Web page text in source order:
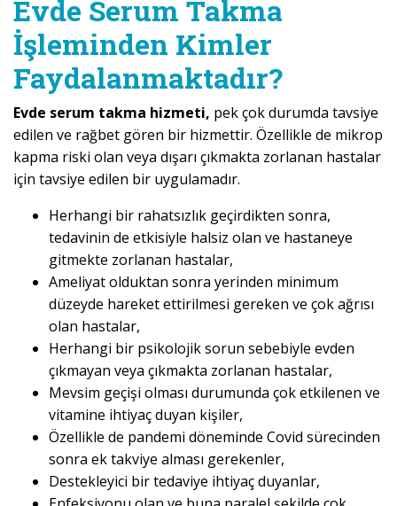
Evde Serum Takma
İşleminden Kimler
Faydalanmaktadır?
Evde serum takma hizmeti, pek çok durumda tavsiye
edilen ve rağbet gören bir hizmettir. Özellikle de mikrop
kapma riski olan veya dışarı çıkmakta zorlanan hastalar
için tavsiye edilen bir uygulamadır.
Herhangi bir rahatsızlık geçirdikten sonra,
tedavinin de etkisiyle halsiz olan ve hastaneye
gitmekte zorlanan hastalar,
Ameliyat olduktan sonra yerinden minimum
düzeyde hareket ettirilmesi gereken ve çok ağrısı
olan hastalar,
Herhangi bir psikolojik sorun sebebiyle evden
çıkmayan veya çıkmakta zorlanan hastalar,
Mevsim geçişi olması durumunda çok etkilenen ve
vitamine ihtiyaç duyan kişiler,
Özellikle de pandemi döneminde Covid sürecinden
sonra ek takviye alması gerekenler,
Destekleyici bir tedaviye ihtiyaç duyanlar,